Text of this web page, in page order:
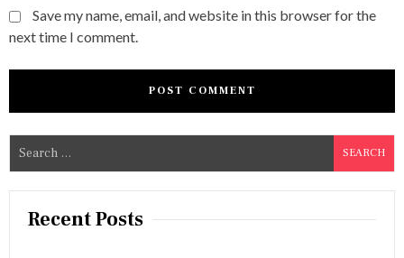
Save my name, email, and website in this browser for the
next time I comment.
a
Recent Posts